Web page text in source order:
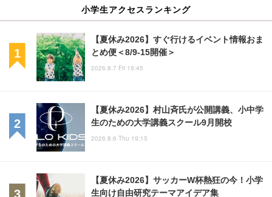
小学生アクセスランキング
【夏休み2026】すぐ行けるイベント情報おま
とめ便＜8/9-15開催＞
2026.8.7 Fri 19:45
【夏休み2026】村山斉氏が公開講義、小中学
生のための大学講義スクール9月開校
2026.8.6 Thu 19:15
【夏休み2026】サッカーW杯熱狂の今！小学
生向け自由研究テーマアイデア集